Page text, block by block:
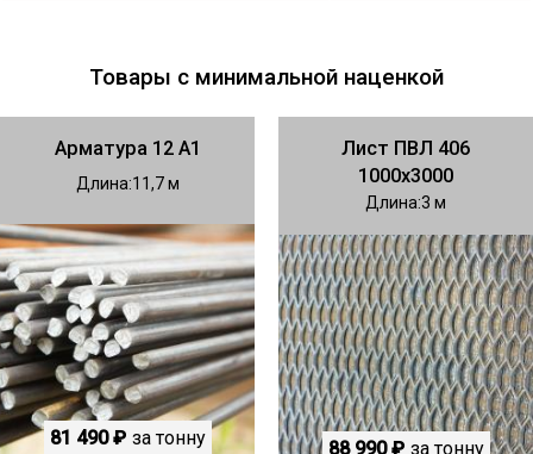
Товары с минимальной наценкой
Арматура 12 А1
Длина 11,7
81 490 ₽ за тонну
Лист ПВЛ 406
1000х3000
Длина 3
88 990 ₽ за тонну